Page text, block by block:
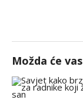
Možda će